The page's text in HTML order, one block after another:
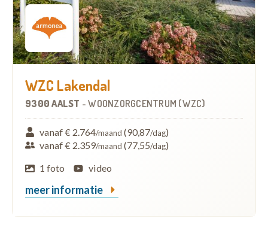
WZC Lakendal
9300 AALST -WOONZORGCENTRUM (WZC)
vanaf € 2.764/maand (90,87/dag)
vanaf € 2.359/maand (77,55/dag)
1 foto
video
meer informatie